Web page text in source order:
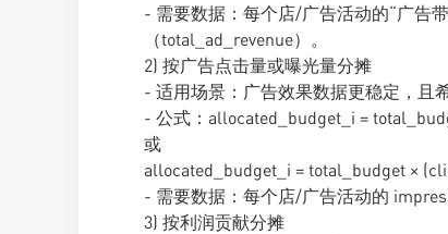
- 需要数据：每个店/广告活动的“广告
（total_ad_revenue）。
2) 按广告点击量或曝光量分摊
- 适用场景：广告效果数据更稳定，且
- 公式：allocated_budget_i =
或
allocated_budget_i = total_budget ×
- 需要数据：每个店/广告活动的
3) 按利润贡献分摊